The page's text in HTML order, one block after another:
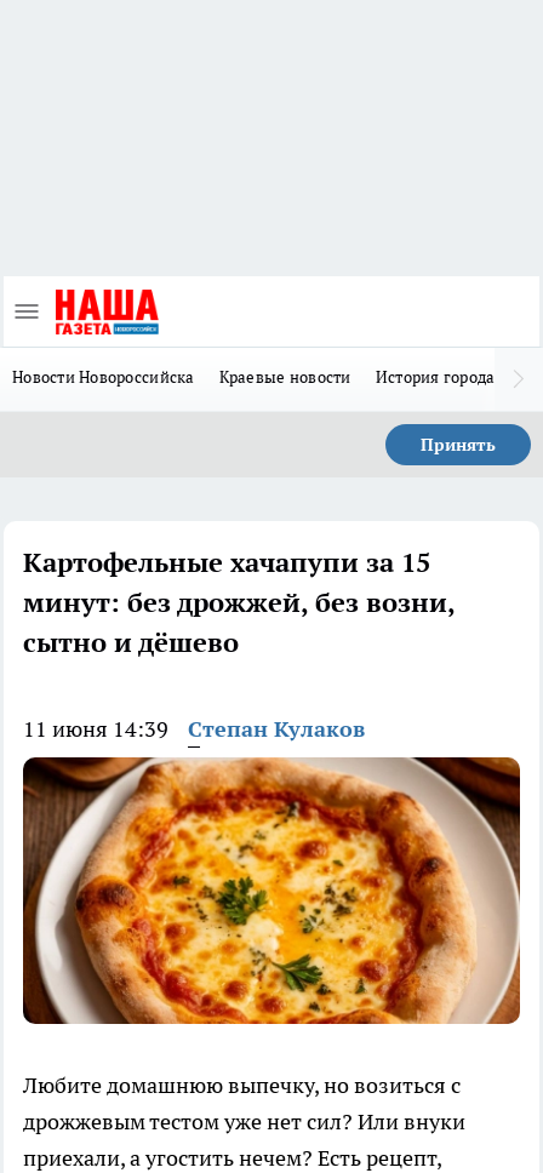
Новости Новороссийска Краевые новости История города Н
Принять
Картофельные хачапупи за 15
минут: без дрожжей, без возни,
сытно и дёшево
11 июня 14:39 Степан Кулаков
Любите домашнюю выпечку, но возиться с
дрожжевым тестом уже нет сил? Или внуки
приехали, а угостить нечем? Есть рецепт,